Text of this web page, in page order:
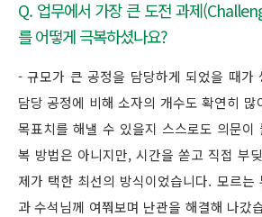
Q. 업무에서 가장 큰 도전 과제
를 어떻게 극복하셨나요?
- 규모가 큰 공정을 담당하게 되었을 때가
담당 공정에 비해 소자의 개수도 확연히 많
목표치를 해낼 수 있을지 스스로도 의문이
복 방법은 아니지만, 시간을 쏟고 직접 부
제가 택한 최선의 방식이었습니다. 모르는
과 수석님께 여쭤보며 난관을 해결해 나갔